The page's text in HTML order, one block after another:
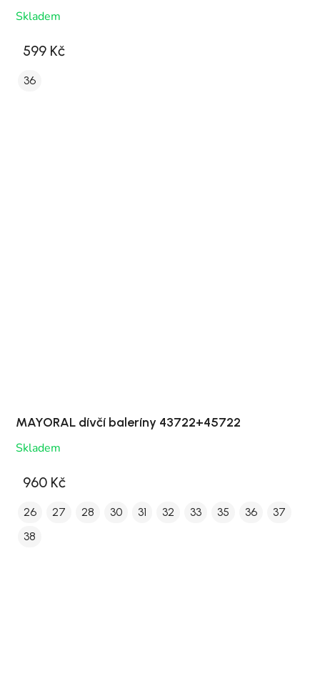
Skladem
599 Kč
36
MAYORAL dívčí baleríny 43722+45722
Skladem
960 Kč
26 27 28 30 31 32 33 35 36
37
38